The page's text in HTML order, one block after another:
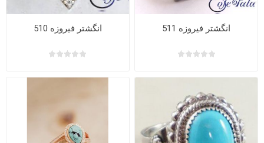
انگشتر فیروزه 510 انگشتر فیروزه 511